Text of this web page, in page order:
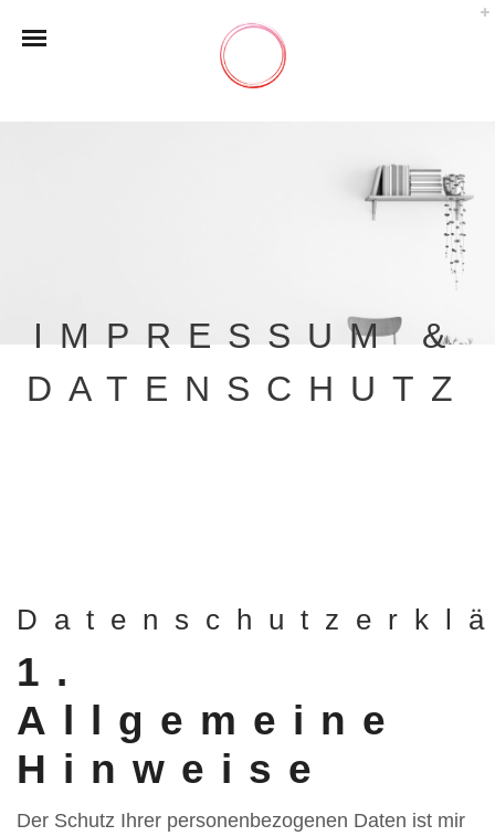
IMPRESSUM &
DATENSCHUTZ
1.
Allgemeine
Hinweise
Der Schutz Ihrer personenbezogenen Daten ist mir